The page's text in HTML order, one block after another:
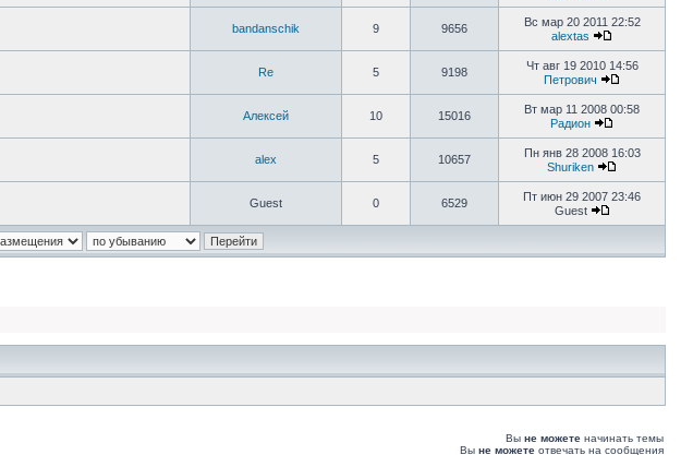
bandanschik 9 9656
Вс мар 20 2011 22:52
alextas
Re 5 9198
Чт авг 19 2010 14:56
Петрович
Алексей 10 15016
Вт мар 11 2008 00:58
Радион
alex 5 10657
Пн янв 28 2008 16:03
Shuriken
Guest 0 6529
Пт июн 29 2007 23:46
Guest
Вы не можете начинать темы
Вы не можете отвечать на сообщения